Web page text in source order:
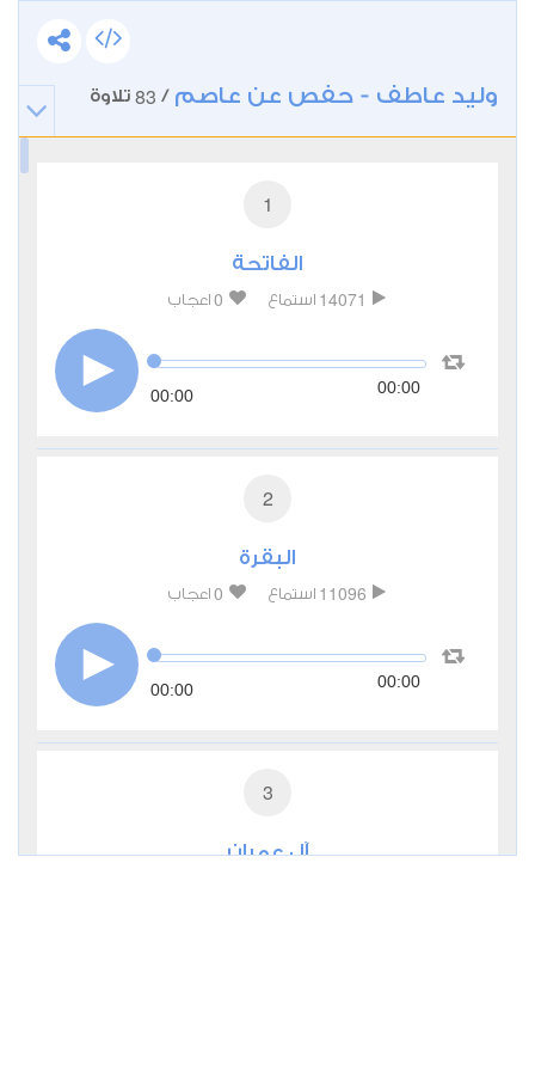
وليد عاطف - حفص عن عاصم /
83 تلاوة
1
الفاتحة
14071 استماع 0 اعجاب
00:00 00:00
2
البقرة
11096 استماع 0 اعجاب
00:00 00:00
3
آل عمران